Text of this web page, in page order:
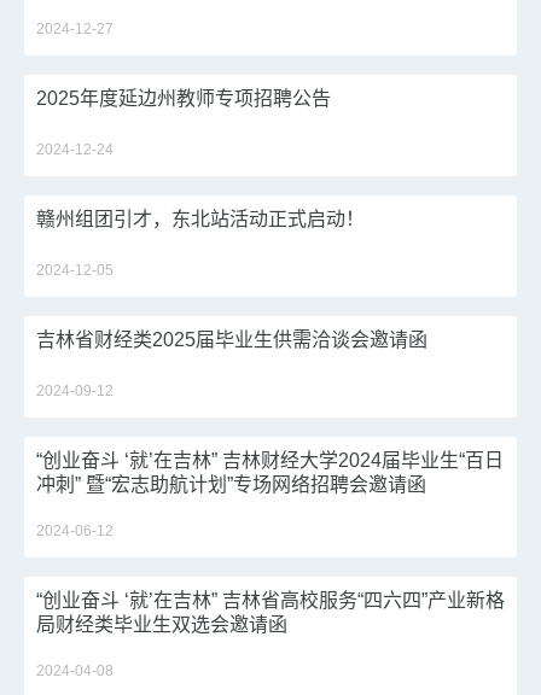
2024-12-27
2025年度延边州教师专项招聘公告
2024-12-24
赣州组团引才，东北站活动正式启动！
2024-12-05
吉林省财经类2025届毕业生供需洽谈会邀请函
2024-09-12
“创业奋斗 ‘就’在吉林” 吉林财经大学2024届毕业生“百日
冲刺” 暨“宏志助航计划”专场网络招聘会邀请函
2024-06-12
“创业奋斗 ‘就’在吉林” 吉林省高校服务“四六四”产业新格
局财经类毕业生双选会邀请函
2024-04-08